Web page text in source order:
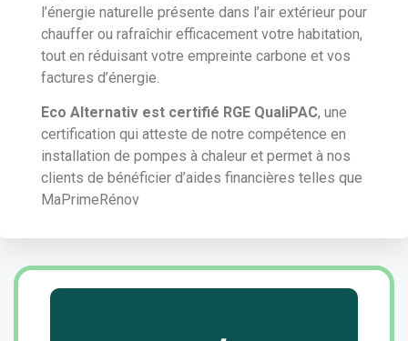
l’énergie naturelle présente dans l’air extérieur pour
chauffer ou rafraîchir efficacement votre habitation,
tout en réduisant votre empreinte carbone et vos
factures d’énergie.
Eco Alternativ est certifié RGE QualiPAC, une
certification qui atteste de notre compétence en
installation de pompes à chaleur et permet à nos
clients de bénéficier d’aides financières telles que
MaPrimeRénov